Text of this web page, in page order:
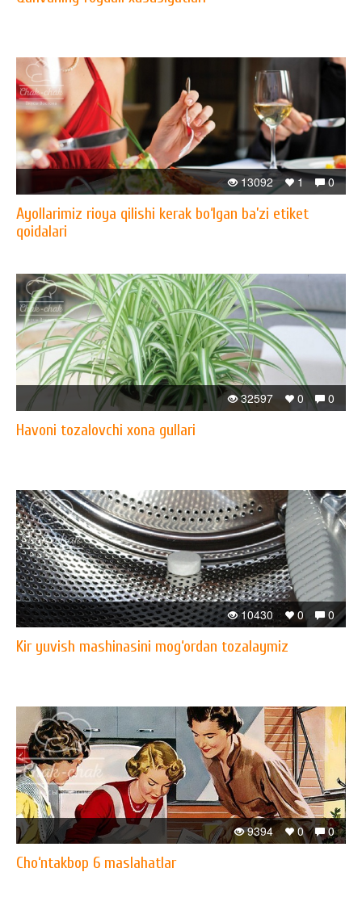
0
1
13092
Ayollarimiz rioya qilishi kerak bo‘lgan ba’zi etiket
qoidalari
0
0
32597
Havoni tozalovchi xona gullari
0
0
10430
Kir yuvish mashinasini mog‘ordan tozalaymiz
0
0
9394
Cho‘ntakbop 6 maslahatlar